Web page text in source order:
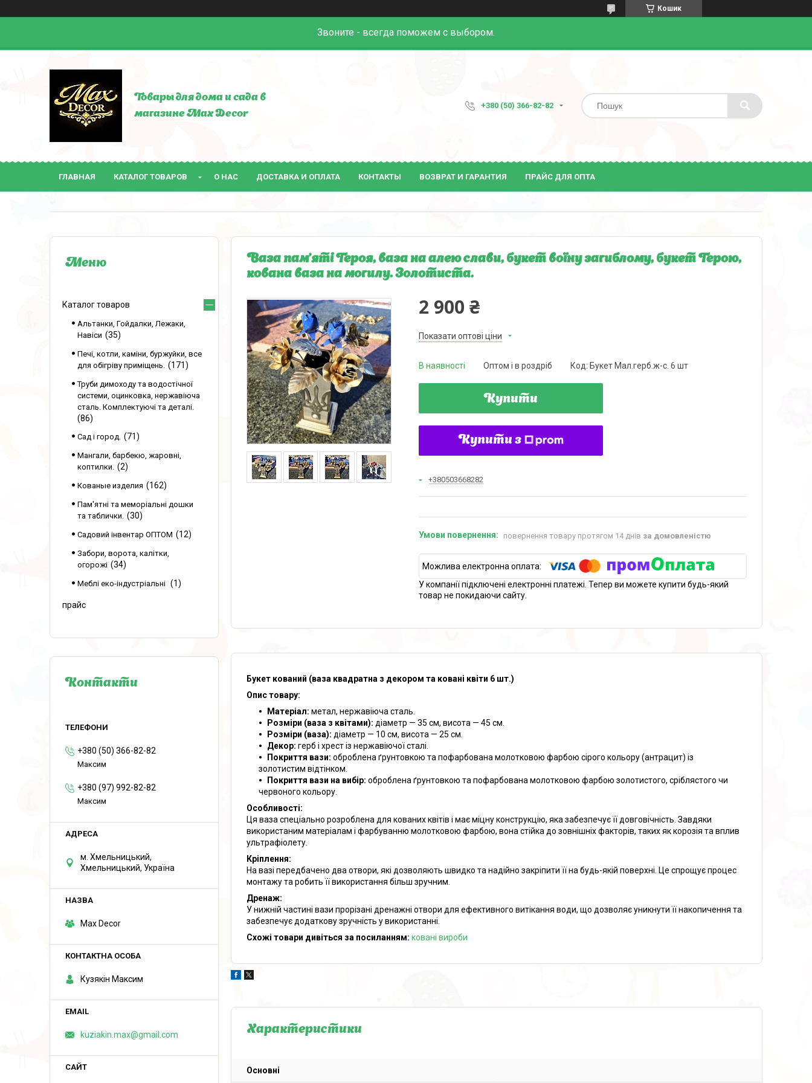
Кошик
Звоните - всегда поможем с выбором.
Товары для дома и сада в
магазине Max Decor
+380 (50) 366-82-82
ГЛАВНАЯ КАТАЛОГ ТОВАРОВ О НАС ДОСТАВКА И ОПЛАТА КОНТАКТЫ ВОЗВРАТ И ГАРАНТИЯ ПРАЙС ДЛЯ ОПТА
Ваза пам’яті Героя, ваза на алею слави, букет воїну загиблому, букет Герою,
кована ваза на могилу. Золотиста.
2 900 ₴
Показати оптові ціни
В наявності Оптом і в роздріб Код: Букет Мал.герб.ж-с. 6 шт
Купити
Купити з
+380503668282
повернення товару протягом 14 днів за домовленістю
У компанії підключені електронні платежі. Тепер ви можете купити будь-який
товар не покидаючи сайту.
Букет кований (ваза квадратна з декором та ковані квіти 6 шт.)
Опис товару:
Матеріал: метал, нержавіюча сталь.
Розміри (ваза з квітами): діаметр — 35 см, висота — 45 см.
Розміри (ваза): діаметр — 10 см, висота — 25 см.
Декор: герб і хрест із нержавіючої сталі.
Покриття вази: оброблена ґрунтовкою та пофарбована молотковою фарбою сірого кольору (антрацит) із
золотистим відтінком.
Покриття вази на вибір: оброблена ґрунтовкою та пофарбована молотковою фарбою золотистого, сріблястого чи
червоного кольору.
Особливості:
Ця ваза спеціально розроблена для кованих квітів і має міцну конструкцію, яка забезпечує її довговічність. Завдяки
використаним матеріалам і фарбуванню молотковою фарбою, вона стійка до зовнішніх факторів, таких як корозія та вплив
ультрафіолету.
Кріплення:
На вазі передбачено два отвори, які дозволяють швидко та надійно закріпити її на будь-якій поверхні. Це спрощує процес
монтажу та робить її використання більш зручним.
Дренаж:
У нижній частині вази прорізані дренажні отвори для ефективного витікання води, що дозволяє уникнути її накопичення та
забезпечує додаткову зручність у використанні.
Схожі товари дивіться за посиланням: ковані вироби
Характеристики
Основні
Каталог товаров
Альтанки, Гойдалки, Лежаки,
Навіси
35
Печі, котли, каміни, буржуйки, все
для обігріву приміщень.
171
Труби димоходу та водостічної
системи, оцинковка, нержавіюча
сталь. Комплектуючі та деталі.
86
Сад і город. 71
Мангали, барбекю, жаровні,
коптилки.
2
Кованые изделия 162
Пам'ятні та меморіальні дошки
та таблички.
30
Садовий інвентар ОПТОМ 12
Забори, ворота, калітки,
огорожі
34
Меблі еко-індустріальні 1
прайс
Контакти
+380 (50) 366-82-82
Максим
+380 (97) 992-82-82
Максим
м. Хмельницький,
Хмельницький, Україна
Max Decor
Кузякін Максим
kuziakin.max@gmail.com